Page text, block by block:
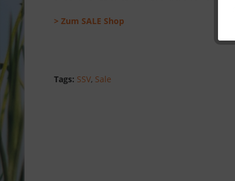
> Zum SALE Shop
Tags: SSV, Sale